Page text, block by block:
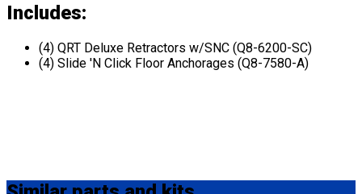
Includes:
(4) QRT Deluxe Retractors w/SNC (Q8-6200-SC)
(4) Slide 'N Click Floor Anchorages (Q8-7580-A)